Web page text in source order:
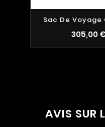
Sac De Voyage
305,00
AVIS SUR